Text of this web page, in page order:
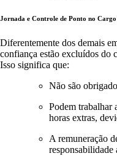
Jornada e Controle de Ponto no
Diferentemente dos demais
confiança estão excluídos do
Isso significa que:
Não são
Podem trabalhar
horas extras,
A remuneração
responsabilidade